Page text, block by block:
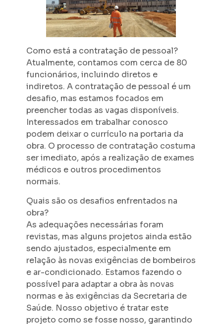
Como está a contratação de pessoal?
Atualmente, contamos com cerca de 80
funcionários, incluindo diretos e
indiretos. A contratação de pessoal é um
desafio, mas estamos focados em
preencher todas as vagas disponíveis.
Interessados em trabalhar conosco
podem deixar o currículo na portaria da
obra. O processo de contratação costuma
ser imediato, após a realização de exames
médicos e outros procedimentos
normais.
Quais são os desafios enfrentados na
obra?
As adequações necessárias foram
revistas, mas alguns projetos ainda estão
sendo ajustados, especialmente em
relação às novas exigências de bombeiros
e ar-condicionado. Estamos fazendo o
possível para adaptar a obra às novas
normas e às exigências da Secretaria de
Saúde. Nosso objetivo é tratar este
projeto como se fosse nosso, garantindo